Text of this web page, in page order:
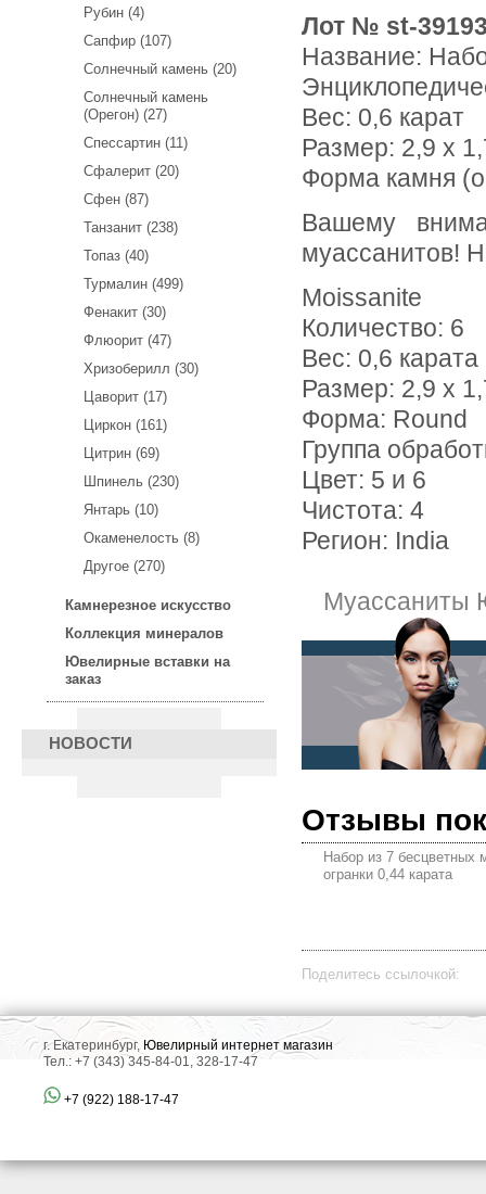
Рубин (4)
Сапфир (107)
Солнечный камень (20)
Солнечный камень
(Орегон) (27)
Спессартин (11)
Сфалерит (20)
Сфен (87)
Танзанит (238)
Топаз (40)
Турмалин (499)
Фенакит (30)
Флюорит (47)
Хризоберилл (30)
Цаворит (17)
Циркон (161)
Цитрин (69)
Шпинель (230)
Янтарь (10)
Окаменелость (8)
Другое (270)
Камнерезное искусство
Коллекция минералов
Ювелирные вставки на
заказ
НОВОСТИ
Лот № st-
Название:
Вес: 0,6 карат
Размер: 2,9 х
Форма камня
Вашему вниманию предлагается набор из 6 бесцветных
муассанитов!
Moissanite
Количество: 6
Вес: 0,6 карата
Размер: 2,9 х
Форма: Round
Группа
Цвет: 5 и 6
Чистота: 4
Регион: India
Муассаниты
Отзывы
Набор из 7 бесцветных
огранки 0,44 карата
Поделитесь ссылочкой:
г. Екатеринбург, Ювелирный интернет магазин
Тел.: +7 (343) 345-84-01, 328-17-47
+7 (922) 188-17-47